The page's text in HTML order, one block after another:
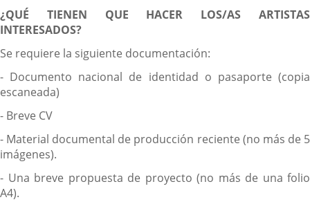
¿QUÉ TIENEN QUE HACER LOS/AS ARTISTAS
INTERESADOS?
Se requiere la siguiente documentación:
- Documento nacional de identidad o pasaporte (copia
escaneada)
- Breve CV
- Material documental de producción reciente (no más de 5
imágenes).
- Una breve propuesta de proyecto (no más de una folio
A4).